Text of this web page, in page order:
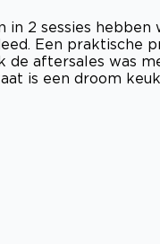
2 sessies
Een praktische
aftersales was
is een droom